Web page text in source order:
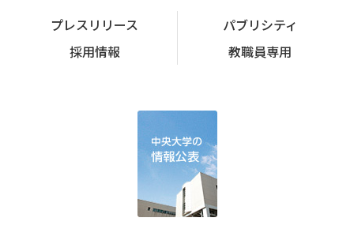
プレスリリース
パブリシティ
採用情報
教職員専用